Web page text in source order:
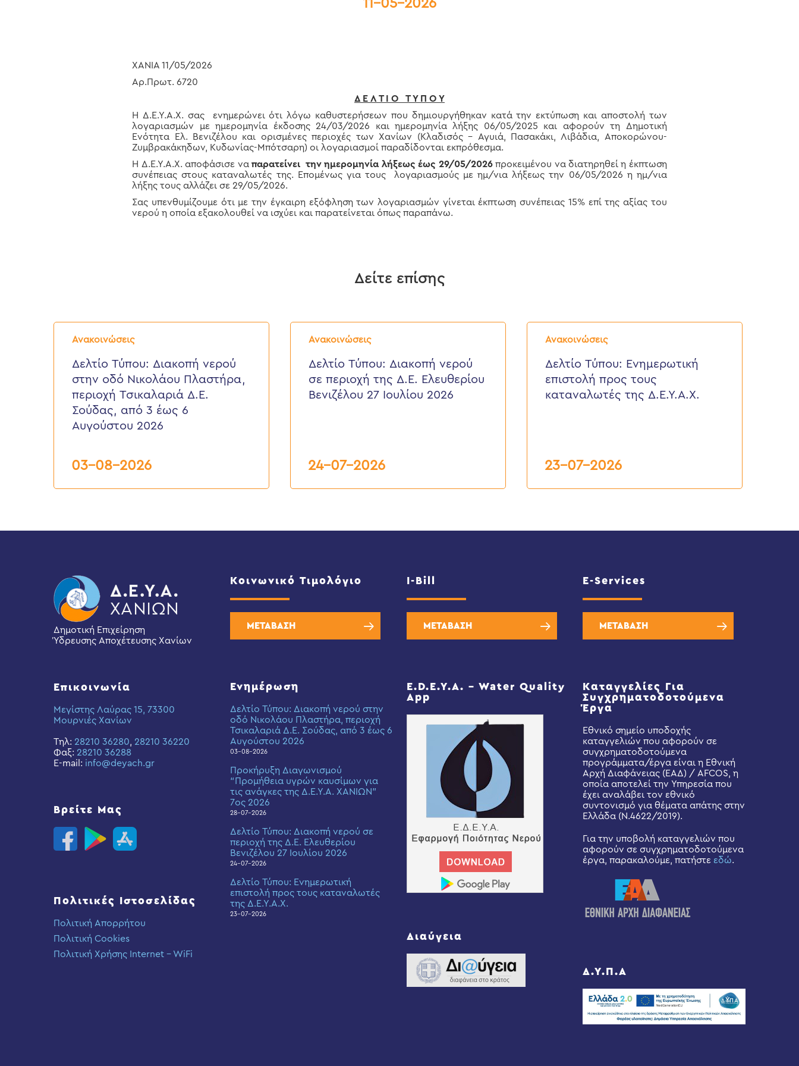
11-05-2026
ΧΑΝΙΑ 11/05/2026
Αρ.Πρωτ. 6720
Δ Ε Λ Τ Ι Ο Τ Υ Π Ο Υ
Η Δ.Ε.Υ.Α.Χ. σας ενημερώνει ότι λόγω καθυστερήσεων που δημιουργήθηκαν κατά την εκτύπωση και αποστολή των
λογαριασμών με ημερομηνία έκδοσης 24/03/2026 και ημερομηνία λήξης 06/05/2025 και αφορούν τη Δημοτική
Ενότητα Ελ. Βενιζέλου και ορισμένες περιοχές των Χανίων (Κλαδισός – Αγυιά, Πασακάκι, Λιβάδια, Αποκορώνου-
Ζυμβρακάκηδων, Κυδωνίας-Μπότσαρη) οι λογαριασμοί παραδίδονται εκπρόθεσμα.
Η Δ.Ε.Υ.Α.Χ. αποφάσισε να παρατείνει την ημερομηνία λήξεως έως 29/05/2026προκειμένου να διατηρηθεί η έκπτωση
συνέπειας στους καταναλωτές της. Επομένως για τους λογαριασμούς με ημ/νια λήξεως την 06/05/2026 η ημ/νια
λήξης τους αλλάζει σε 29/05/2026.
Σας υπενθυμίζουμε ότι με την έγκαιρη εξόφληση των λογαριασμών γίνεται έκπτωση συνέπειας 15% επί της αξίας του
νερού η οποία εξακολουθεί να ισχύει και παρατείνεται όπως παραπάνω.
Δείτε επίσης
Ανακοινώσεις
Δελτίο
Τύπου:
νερού
στην
Νικολάου
Πλαστήρα,
περιοχή
Τσικαλαριά
6
Δελτίο Τύπου: Διακοπή νερού
στην οδό Νικολάου Πλαστήρα,
περιοχή Τσικαλαριά Δ.Ε.
Σούδας, από 3 έως 6
Αυγούστου 2026
03-08-2026
Ανακοινώσεις
Δελτίο
Τύπου:
νερού
περιοχή
Δελτίο Τύπου: Διακοπή νερού
σε περιοχή της Δ.Ε. Ελευθερίου
Βενιζέλου 27 Ιουλίου 2026
24-07-2026
Ανακοινώσεις
Δελτίο
Τύπου:
επιστολή
προς
τους
καταναλωτές
Δελτίο Τύπου: Eνημερωτική
επιστολή προς τους
καταναλωτές της Δ.Ε.Υ.Α.Χ.
23-07-2026
Δημοτική Επιχείρηση
Ύδρευσης Αποχέτευσης Χανίων
Επικοινωνία
Μεγίστης Λαύρας 15, 73300
Μουρνιές Χανίων
Τηλ: 28210 36280, 28210 36220
Φαξ: 28210 36288
E-mail: info@deyach.gr
Βρείτε Μας
Πολιτικές Ιστοσελίδας
Πολιτική Απορρήτου
Πολιτική Cookies
Πολιτική Χρήσης Internet – WiFi
Κοινωνικό Τιμολόγιο
ΜΕΤΑΒΑΣΗ
Ενημέρωση
Δελτίο Τύπου: Διακοπή νερού στην
οδό Νικολάου Πλαστήρα, περιοχή
Τσικαλαριά Δ.Ε. Σούδας, από 3 έως 6
Αυγούστου 2026
03-08-2026
Προκήρυξη Διαγωνισμού
“Προμήθεια υγρών καυσίμων για
τις ανάγκες της Δ.Ε.Υ.Α. ΧΑΝΙΩΝ”
7ος 2026
28-07-2026
Δελτίο Τύπου: Διακοπή νερού σε
περιοχή της Δ.Ε. Ελευθερίου
Βενιζέλου 27 Ιουλίου 2026
24-07-2026
Δελτίο Τύπου: Eνημερωτική
επιστολή προς τους καταναλωτές
της Δ.Ε.Υ.Α.Χ.
23-07-2026
I-Bill
ΜΕΤΑΒΑΣΗ
E.D.E.Y.A. – Water Quality
App
Διαύγεια
E-Services
ΜΕΤΑΒΑΣΗ
Καταγγελίες Για
Συγχρηματοδοτούμενα
Έργα
Εθνικό σημείο υποδοχής
καταγγελιών που αφορούν σε
συγχρηματοδοτούμενα
προγράμματα/έργα είναι η Εθνική
Αρχή Διαφάνειας (ΕΑΔ) / AFCOS, η
οποία αποτελεί την Υπηρεσία που
έχει αναλάβει τον εθνικό
συντονισμό για θέματα απάτης στην
Ελλάδα (Ν.4622/2019).
Για την υποβολή καταγγελιών που
αφορούν σε συγχρηματοδοτούμενα
έργα, παρακαλούμε, πατήστε εδώ.
Δ.Υ.Π.Α